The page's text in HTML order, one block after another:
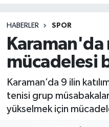
HABERLER SPOR
Karaman'da
mücadelesi
Karaman’da 9 ilin
tenisi grup
yükselmek için
Ulusal Haberler
Vefat Edenler